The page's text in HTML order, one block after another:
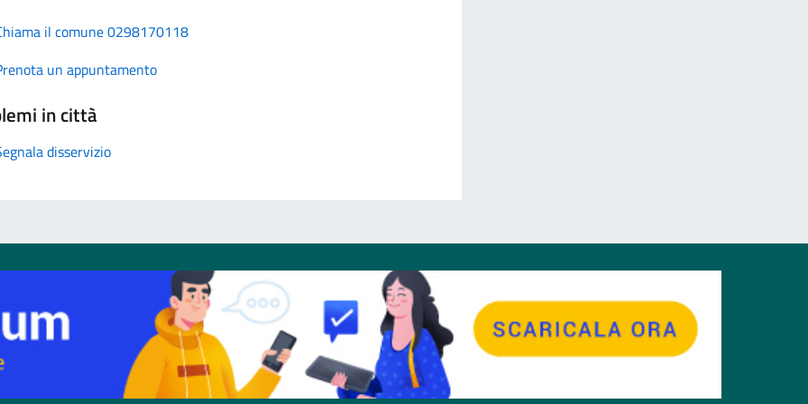
il comune 0298170118
un appuntamento
in città
disservizio